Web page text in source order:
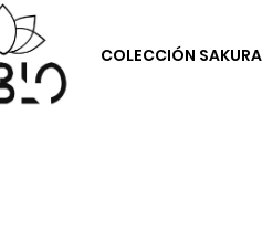
COLECCIÓN SAKURA